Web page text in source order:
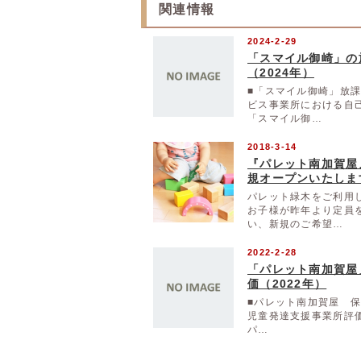
関連情報
2024-2-29
「スマイル御崎」
（2024年）
■「スマイル御崎」放
ビス事業所における自
「スマイル御…
2018-3-14
『パレット南加賀
規オープンいたしま
パレット緑木をご利用
お子様が昨年より定員
い、新規のご希望…
2022-2-28
「パレット南加賀
価（2022年）
■パレット南加賀屋 保
児童発達支援事業所評
パ…